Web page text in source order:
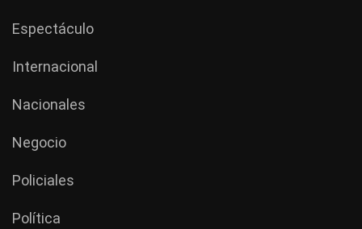
Espectáculo
Internacional
Nacionales
Negocio
Policiales
Política